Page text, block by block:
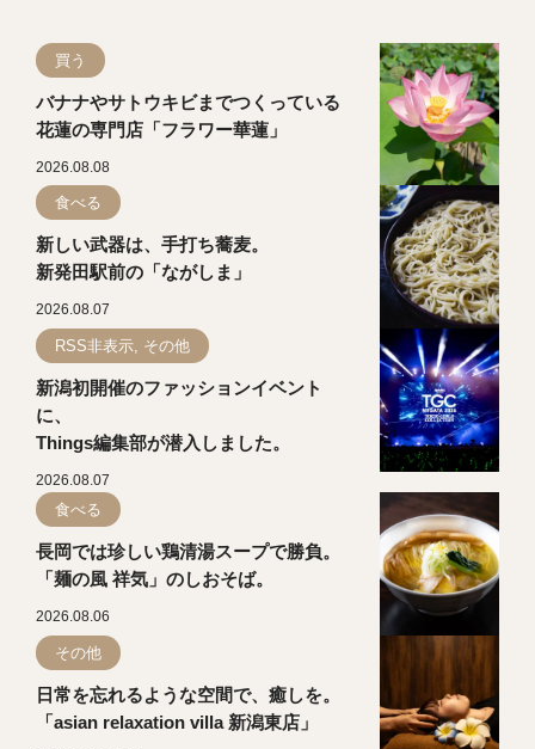
買う
バナナやサトウキビまでつくっている
花蓮の専門店「フラワー華蓮」
2026.08.08
食べる
新しい武器は、手打ち蕎麦。
新発田駅前の「ながしま」
2026.08.07
RSS非表示, その他
新潟初開催のファッションイベント
に、
Things編集部が潜入しました。
2026.08.07
食べる
長岡では珍しい鶏清湯スープで勝負。
「麺の風 祥気」のしおそば。
2026.08.06
その他
日常を忘れるような空間で、癒しを。
「asian relaxation villa 新潟東店」